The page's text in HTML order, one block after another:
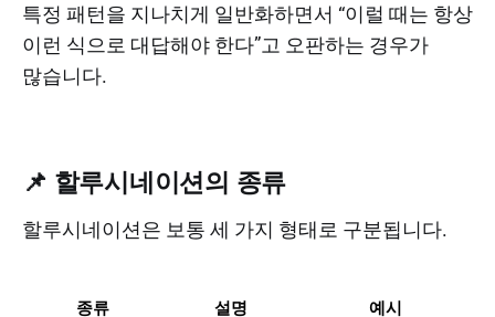
특정 패턴을 지나치게 일반화하면서 “이럴 때는 항상
이런 식으로 대답해야 한다”고 오판하는 경우가
많습니다.
📌 할루시네이션의 종류
할루시네이션은 보통 세 가지 형태로 구분됩니다.
종류 설명 예시